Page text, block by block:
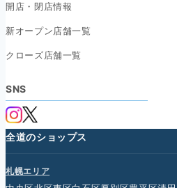
開店・閉店情報
新オープン店舗一覧
クローズ店舗一覧
SNS
全道のショップス
札幌エリア